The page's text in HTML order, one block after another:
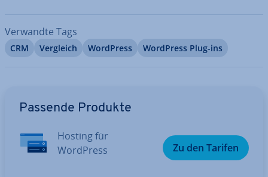
Verwandte Tags
CRM Vergleich WordPress WordPress Plug-ins
Passende Produkte
Hosting für
WordPress
Zu den Tarifen